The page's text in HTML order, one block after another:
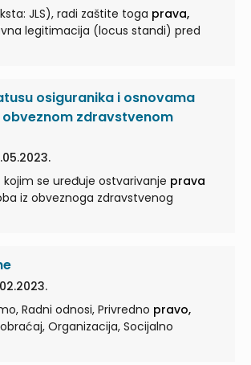
JLS), radi zaštite toga prava,
legitimacija (locus standi) pred
osiguranika i osnovama
zdravstvenom
se uređuje ostvarivanje prava
iz obveznoga zdravstvenog
Radni odnosi, Privredno pravo,
Organizacija, Socijalno